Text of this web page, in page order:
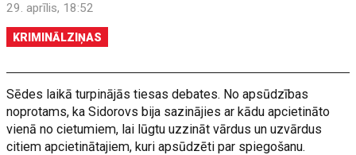
29. aprīlis, 18:52
KRIMINĀLZIŅAS
Sēdes laikā turpinājās tiesas debates. No apsūdzības
noprotams, ka Sidorovs bija sazinājies ar kādu apcietināto
vienā no cietumiem, lai lūgtu uzzināt vārdus un uzvārdus
citiem apcietinātajiem, kuri apsūdzēti par spiegošanu.